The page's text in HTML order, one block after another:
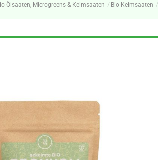
Ölsaaten, Microgreens & Keimsaaten Bio Keimsaaten